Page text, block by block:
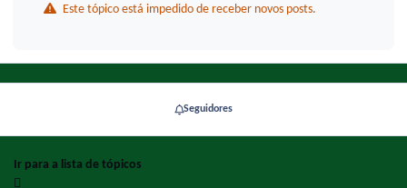
Este tópico está impedido de receber novos posts.
Seguidores
Ir para a lista de tópicos